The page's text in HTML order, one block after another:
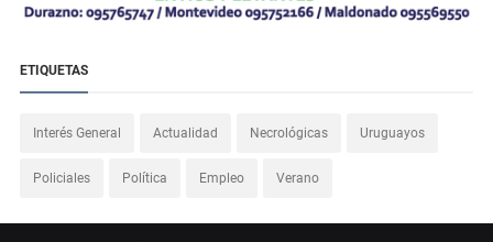
ETIQUETAS
Interés General Actualidad Necrológicas Uruguayos
Policiales Política Empleo Verano